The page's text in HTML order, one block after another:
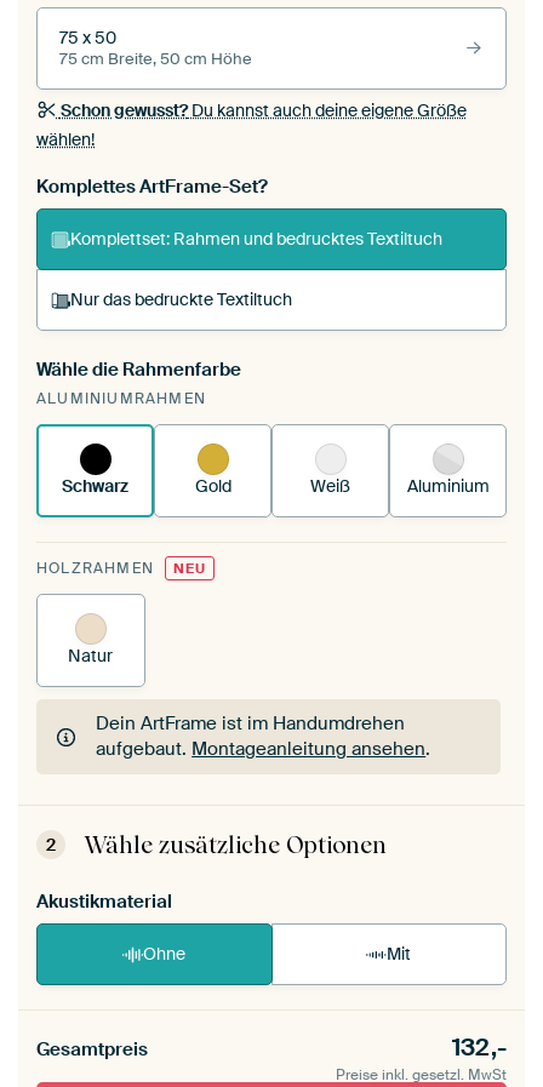
75 x 50
75 cm Breite, 50 cm Höhe
Schon gewusst?Du kannst auch deine eigene Größe
wählen!
Komplettes ArtFrame-Set?
Komplettset: Rahmen und bedrucktes Textiltuch
Nur das bedruckte Textiltuch
Du spannst einen wechselbaren Textiltuch in
deinen vorhandenen ArtFrame™.
funktioniert es.
Wähle die Rahmenfarbe
ALUMINIUMRAHMEN
Schwarz Gold Weiß Aluminium
HOLZRAHMEN NEU
Natur
Dein ArtFrame ist im Handumdrehen
aufgebaut. Montageanleitung ansehen.
Dein ArtFrame ist im Handumdrehen
aufgebaut.Montageanleitung ansehen
2 Wähle zusätzliche Optionen
Akustikmaterial
Ohne Mit
Gesamtpreis 132,-
Preise inkl. gesetzl. MwSt